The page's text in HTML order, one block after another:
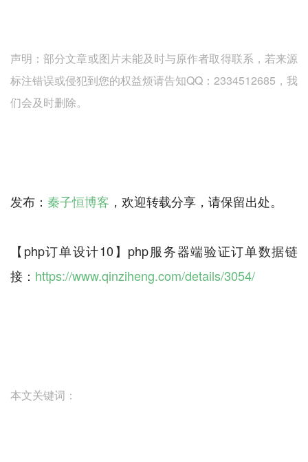
声明：部分文章或图片未能及时与原作者取得联系，若来源
标注错误或侵犯到您的权益烦请告知QQ：2334512685，我
们会及时删除。
发布： 秦子恒博客 ，欢迎转载分享，请保留出处。
【php订单设计10】php服务器端验证订单数据链
接： https://www.qinziheng.com/details/3054/
本文关键词：